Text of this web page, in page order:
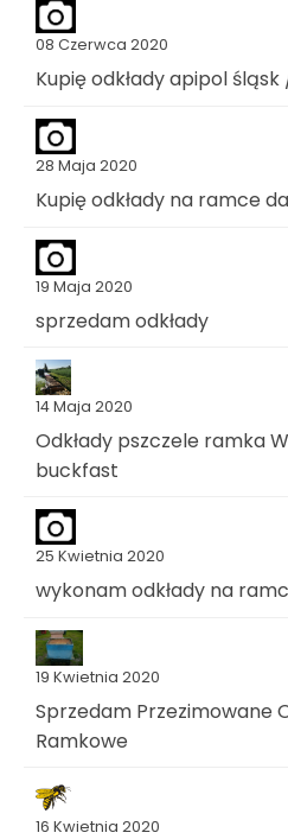
08 Czerwca 2020
Kupię odkłady apipol śląsk
28 Maja 2020
Kupię odkłady na ramce
19 Maja 2020
sprzedam odkłady
14 Maja 2020
Odkłady pszczele ramka
buckfast
25 Kwietnia 2020
wykonam odkłady na
19 Kwietnia 2020
Sprzedam Przezimowane
Ramkowe
16 Kwietnia 2020